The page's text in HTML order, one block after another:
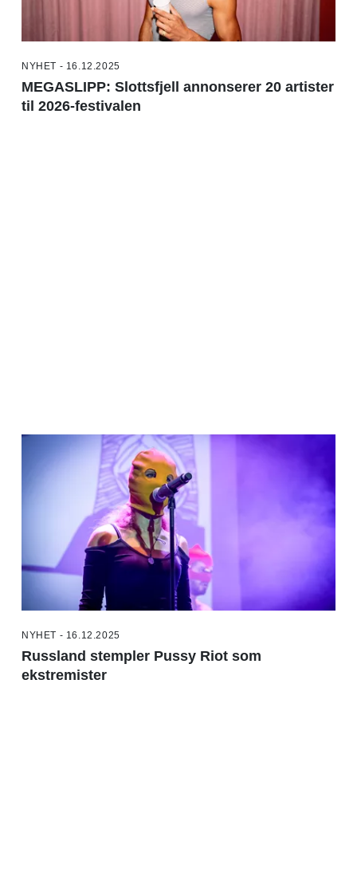
NYHET - 16.12.2025
MEGASLIPP: Slottsfjell annonserer 20 artister
til 2026-festivalen
NYHET - 16.12.2025
Russland stempler Pussy Riot som
ekstremister